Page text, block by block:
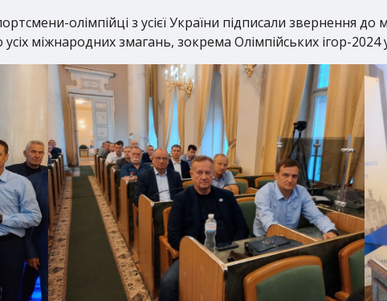
олімпійці з усієї України підписали звернення до
усіх міжнародних змагань, зокрема Олімпійських ігор-2024